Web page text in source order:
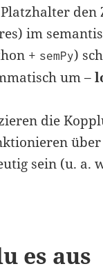
den
im
+ semPy)
um –
die
sein (u. a.
es aus